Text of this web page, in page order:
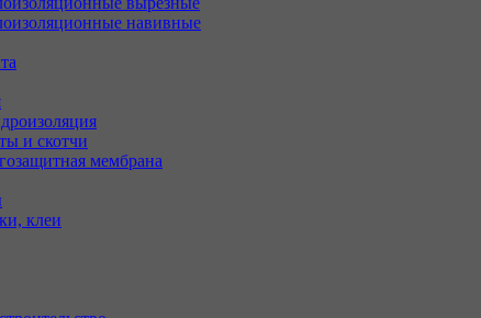
навивные
и скотчи
мембрана
клеи